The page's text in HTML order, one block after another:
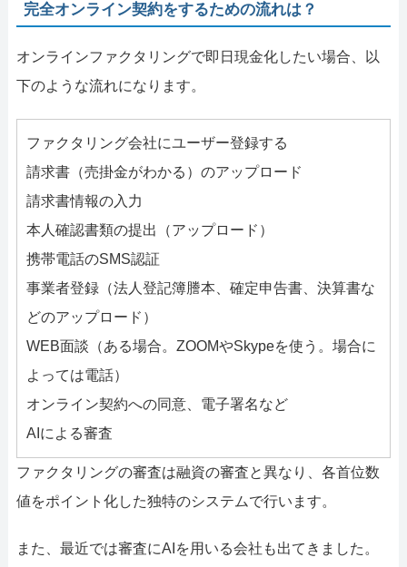
完全オンライン契約をするための流れは？
オンラインファクタリングで即日現金化したい場合、以
下のような流れになります。
ファクタリング会社にユーザー登録する
請求書（売掛金がわかる）のアップロード
請求書情報の入力
本人確認書類の提出（アップロード）
携帯電話のSMS認証
事業者登録（法人登記簿謄本、確定申告書、決算書な
どのアップロード）
WEB面談（ある場合。ZOOMやSkypeを使う。場合に
よっては電話）
オンライン契約への同意、電子署名など
AIによる審査
ファクタリングの審査は融資の審査と異なり、各首位数
値をポイント化した独特のシステムで行います。
また、最近では審査にAIを用いる会社も出てきました。